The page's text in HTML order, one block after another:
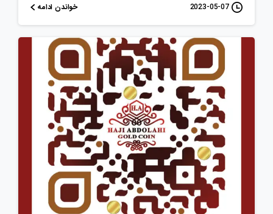
2023-05-07 خواندن ادامه